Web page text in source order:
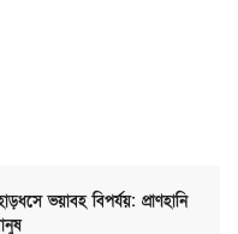
ভয়াবহ বিপর্যয়: প্রাণহানি